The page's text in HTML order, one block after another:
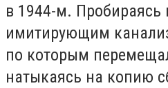
в 1944-м. Пробираясь
имитирующим
по которым
натыкаясь на копию